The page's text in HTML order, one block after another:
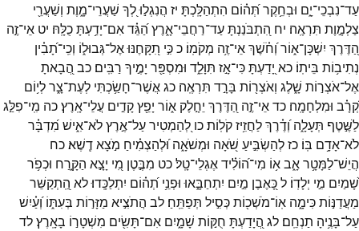
עַד־נִבְכֵי־יָ֑ם וּבְחֵ֥קֶרתְּ֝ה֗וֹם הִתְהַלָּֽכְתָּ׃ יז הֲנִגְל֣וּלְ֭ךָ שַׁעֲרֵי־מָ֑וֶת וְשַׁעֲרֵ֖י
צַלְמָ֣וֶת תִּרְאֶֽה׃ יח הִ֭תְבֹּנַנְתָּעַד־רַחֲבֵי־אָ֑רֶץהַ֝גֵּ֗דאִם־יָדַ֥עְתָּכֻלָּֽהּ׃ יט אֵי־זֶ֣ה
הַ֭דֶּרֶךְ יִשְׁכָּן־א֑וֹרוְ֝חֹ֗שֶׁךְאֵי־זֶ֥ה מְקֹמֽוֹ׃ ככִּ֣י תִ֭קָּחֶנּוּאֶל־גְּבוּל֑וֹ וְכִֽי־תָ֝בִ֗ין
נְתִיב֥וֹת בֵּיתֽוֹ׃ כא יָ֭דַעְתָּכִּי־אָ֣ז תִּוָּלֵ֑ד וּמִסְפַּ֖ר יָמֶ֣יךָ רַבִּֽים׃ כב הֲ֭בָאתָ
אֶל־אֹצְר֣וֹת שָׁ֑לֶג וְאֹצְר֖וֹת בָּרָ֣ד תִּרְאֶֽה׃ כגאֲשֶׁר־חָשַׂ֥כְתִּי לְעֶת־צָ֑רלְי֥וֹם
קְ֝רָ֗ב וּמִלְחָמָֽה׃ כדאֵי־זֶ֣ה הַ֭דֶּרֶךְ יֵחָ֣לֶק א֑וֹר יָפֵ֖ץקָדִ֣ים עֲלֵי־אָֽרֶץ׃כה מִֽי־פִלַּ֣ג
לַשֶּׁ֣טֶף תְּעָלָ֑ה וְ֝דֶ֗רֶךְלַחֲזִ֥יזקֹלֽוֹת׃כו לְ֭הַמְטִירעַל־אֶ֣רֶץלֹא־אִ֑ישׁמִ֝דְבָּ֗ר
לֹא־אָדָ֥ם בּֽוֹ׃ כזלְהַשְׂבִּ֣יעַ שֹׁ֭אָה וּמְשֹׁאָ֑ה וּ֝לְהַצְמִ֗יחַ מֹ֣צָאדֶֽשֶׁא׃כח
הֲיֵשׁ־לַמָּטָ֥ראָ֑בא֥וֹ מִי־ה֝וֹלִ֗ידאֶגְלֵי־טָֽל׃כט מִבֶּ֣טֶן מִ֭י יָצָ֣א הַקָּ֑רַח וּכְפֹ֥ר
שָׁ֝מַיִם מִ֣י יְלָדֽוֹ׃ לכָּ֭אֶבֶן מַ֣יִם יִתְחַבָּ֑אוּ וּפְנֵ֥י תְ֝ה֗וֹם יִתְלַכָּֽדוּ׃לא הַֽ֭תְקַשֵּׁר
מַעֲדַנּ֣וֹתכִּימָ֑ה אֽוֹ־מֹשְׁכ֖וֹתכְּסִ֣יל תְּפַתֵּֽחַ׃ לב הֲתֹצִ֣יא מַזָּר֣וֹת בְּעִתּ֑וֹ וְ֝עַ֗יִשׁ
עַל־בָּנֶ֥יהָ תַנְחֵֽם׃ לג הֲ֭יָדַעְתָּ חֻקּ֣וֹת שָׁמָ֑יִם אִם־תָּשִׂ֖ים מִשְׁטָר֣וֹ בָאָֽרֶץ׃לד